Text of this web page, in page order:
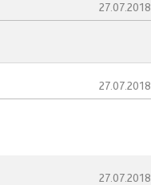
27.07.2018
27.07.2018
27.07.2018